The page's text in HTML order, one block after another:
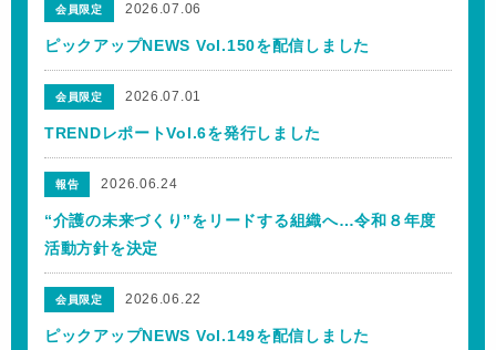
会員限定 2026.07.06
ピックアップNEWS Vol.150を配信しました
会員限定 2026.07.01
TRENDレポートVol.6を発行しました
報告 2026.06.24
“介護の未来づくり”をリードする組織へ…令和８年度
活動方針を決定
会員限定 2026.06.22
ピックアップNEWS Vol.149を配信しました